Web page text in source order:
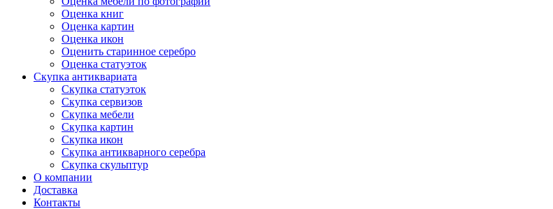
Оценка книг
Оценка картин
Оценка икон
Оценить старинное серебро
Оценка статуэток
Скупка антиквариата
Скупка статуэток
Скупка сервизов
Скупка мебели
Скупка картин
Скупка икон
Скупка антикварного серебра
Скупка скульптур
О компании
Доставка
Контакты